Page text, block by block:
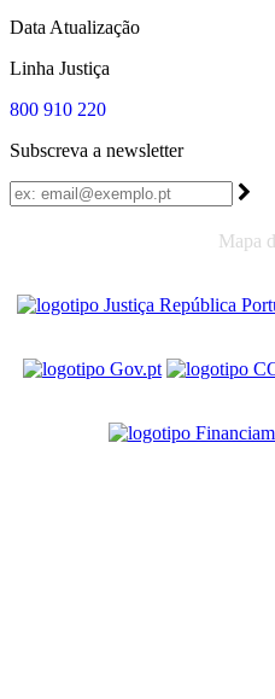
Data Atualização
Linha Justiça
800 910 220
Subscreva a newsletter
Mapa